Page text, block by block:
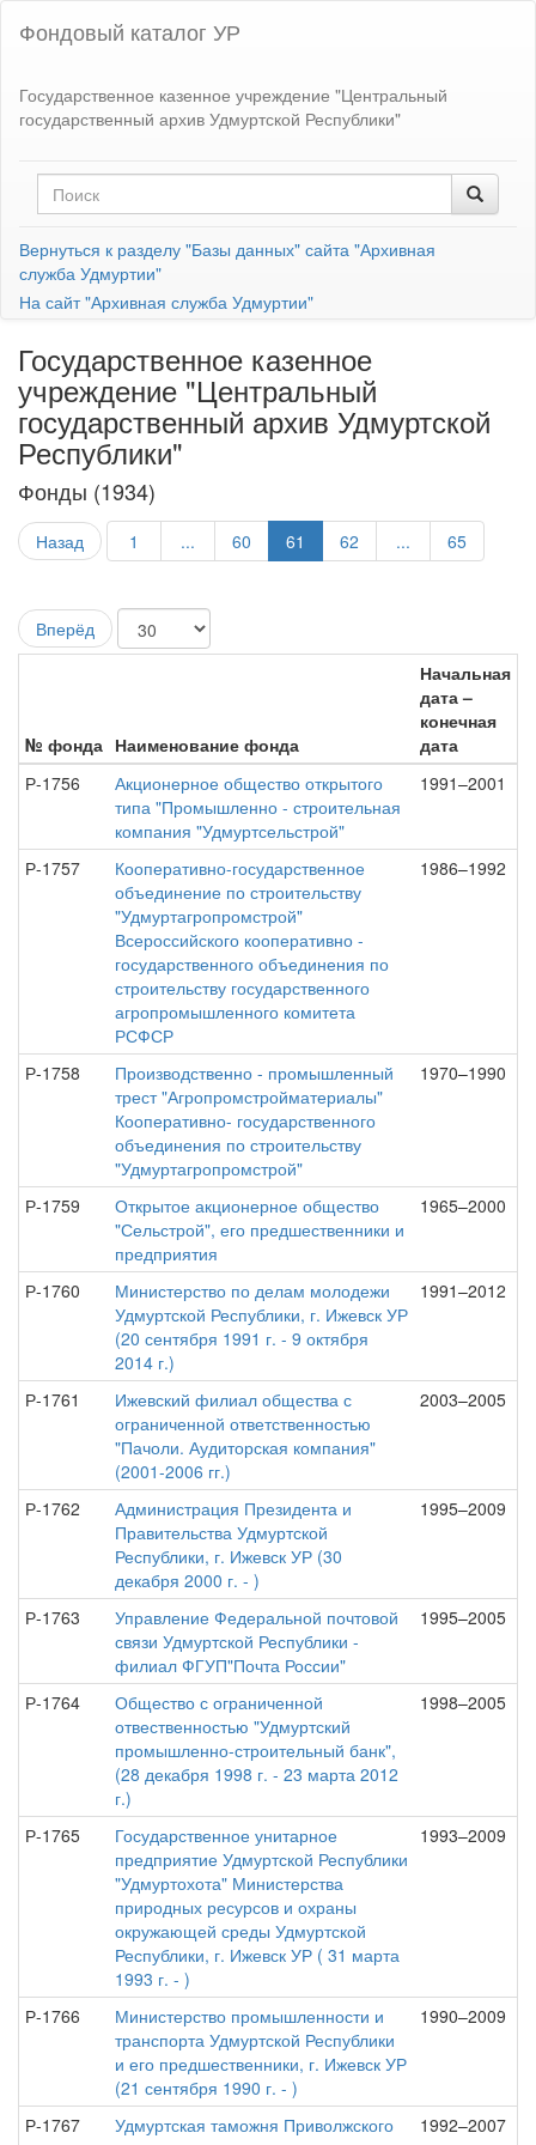
Фондовый каталог УР
Государственное казенное учреждение "Центральный
государственный архив Удмуртской Республики"
Вернуться к разделу "Базы данных" сайта "Архивная
служба Удмуртии"
На сайт "Архивная служба Удмуртии"
Государственное казенное
учреждение "Центральный
государственный архив Удмуртской
Республики"
Фонды (1934)
Назад 1 ... 60 61 62 ... 65
Вперёд
№ фонда Наименование фонда
Начальная
дата –
конечная
дата
Р-1756
Акционерное общество открытого
типа "Промышленно - строительная
компания "Удмуртсельстрой"
1991–2001
Р-1757
Кооперативно-государственное
объединение по строительству
"Удмуртагропромстрой"
Всероссийского кооперативно -
государственного объединения по
строительству государственного
агропромышленного комитета
РСФСР
1986–1992
Р-1758
Производственно - промышленный
трест "Агропромстройматериалы"
Кооперативно- государственного
объединения по строительству
"Удмуртагропромстрой"
1970–1990
Р-1759
Открытое акционерное общество
"Сельстрой", его предшественники и
предприятия
1965–2000
Р-1760
Министерство по делам молодежи
Удмуртской Республики, г. Ижевск УР
(20 сентября 1991 г. - 9 октября
2014 г.)
1991–2012
Р-1761
Ижевский филиал общества с
ограниченной ответственностью
"Пачоли. Аудиторская компания"
(2001-2006 гг.)
2003–2005
Р-1762
Администрация Президента и
Правительства Удмуртской
Республики, г. Ижевск УР (30
декабря 2000 г. - )
1995–2009
Р-1763
Управление Федеральной почтовой
связи Удмуртской Республики -
филиал ФГУП"Почта России"
1995–2005
Р-1764
Общество с ограниченной
отвественностью "Удмуртский
промышленно-строительный банк",
(28 декабря 1998 г. - 23 марта 2012
г.)
1998–2005
Р-1765
Государственное унитарное
предприятие Удмуртской Республики
"Удмуртохота" Министерства
природных ресурсов и охраны
окружающей среды Удмуртской
Республики, г. Ижевск УР ( 31 марта
1993 г. - )
1993–2009
Р-1766
Министерство промышленности и
транспорта Удмуртской Республики
и его предшественники, г. Ижевск УР
(21 сентября 1990 г. - )
1990–2009
Р-1767
Удмуртская таможня Приволжского
1992–2007